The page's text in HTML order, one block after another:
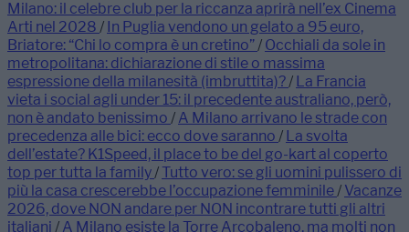
Milano: il celebre club per la riccanza aprirà nell’ex Cinema
Arti nel 2028 / In Puglia vendono un gelato a 95 euro,
Briatore: “Chi lo compra è un cretino”/ Occhiali da sole in
metropolitana: dichiarazione di stile o massima
espressione della milanesità (imbruttita)?/ La Francia
vieta i social agli under 15: il precedente australiano, però,
non è andato benissimo / A Milano arrivano le strade con
precedenza alle bici: ecco dove saranno / La svolta
dell’estate? K1Speed, il place to be del go-kart al coperto
top per tutta la family/ Tutto vero: se gli uomini pulissero di
più la casa crescerebbe l’occupazione femminile/ Vacanze
2026, dove NON andare per NON incontrare tutti gli altri
italiani / A Milano esiste la Torre Arcobaleno, ma molti non